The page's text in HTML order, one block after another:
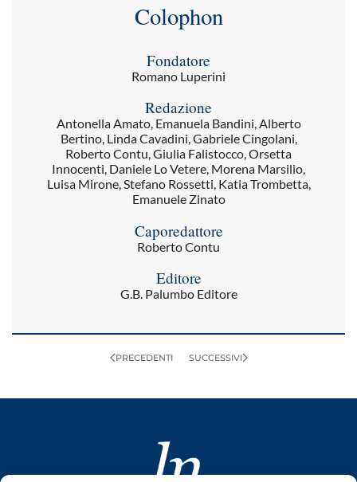
Colophon
Fondatore
Romano Luperini
Redazione
Antonella Amato, Emanuela Bandini, Alberto
Bertino, Linda Cavadini, Gabriele Cingolani,
Roberto Contu, Giulia Falistocco, Orsetta
Innocenti, Daniele Lo Vetere, Morena Marsilio,
Luisa Mirone, Stefano Rossetti, Katia Trombetta,
Emanuele Zinato
Caporedattore
Roberto Contu
Editore
G.B. Palumbo Editore
PRECEDENTI SUCCESSIVI